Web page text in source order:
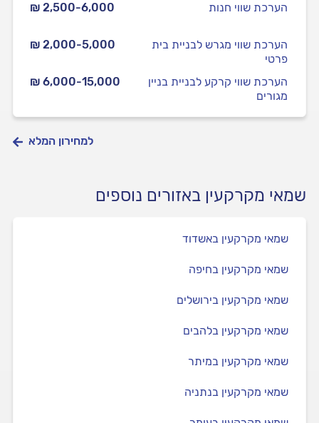
₪ 2,500-6,000 הערכת שווי חנות
₪ 2,000-5,000
הערכת שווי מגרש לבניית בית
פרטי
₪ 6,000-15,000
הערכת שווי קרקע לבניית בניין
מגורים
למחירון המלא
שמאי מקרקעין באזורים נוספים
שמאי מקרקעין באשדוד
שמאי מקרקעין בחיפה
שמאי מקרקעין בירושלים
שמאי מקרקעין בלהבים
שמאי מקרקעין במיתר
שמאי מקרקעין בנתניה